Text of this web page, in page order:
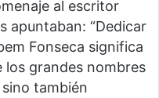
al escritor
apuntaban: “Dedicar
Fonseca significa
los grandes nombres
también